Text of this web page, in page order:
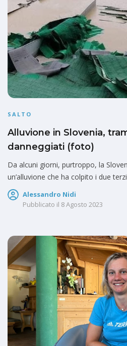
SALTO
Alluvione in Slovenia,
danneggiati (foto)
Da alcuni giorni, purtroppo, la
un’alluvione che ha colpito i due
Alessandro Nidi
Pubblicato il 8 Agosto 2023